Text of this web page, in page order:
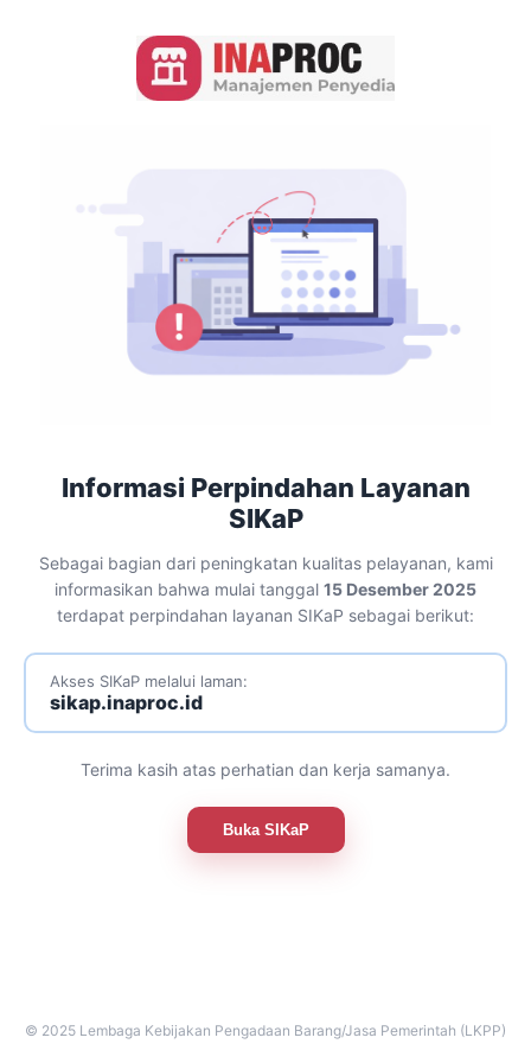
Informasi Perpindahan Layanan
SIKaP
Sebagai bagian dari peningkatan kualitas pelayanan, kami
informasikan bahwa mulai tanggal 15 Desember 2025
terdapat perpindahan layanan SIKaP sebagai berikut:
Akses SIKaP melalui laman:
sikap.inaproc.id
Terima kasih atas perhatian dan kerja samanya.
Buka SIKaP
© 2025 Lembaga Kebijakan Pengadaan Barang/Jasa Pemerintah (LKPP)